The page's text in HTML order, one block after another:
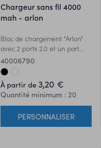
chargeur sans fil 4000
mah - arlon
Bloc de chargement "Arlon"
avec 2 ports 2.0 et un port
USB pour créer une station de
recharge sans fil pour les
smartphones. Sortie Sortie
DC5V/1A (5W). Compatible
avec les derniers androïds,
iPhone® 8 et plus récents.
40006790
À partir de 3,20 €
Quantité minimum : 20
PERSONNALISER